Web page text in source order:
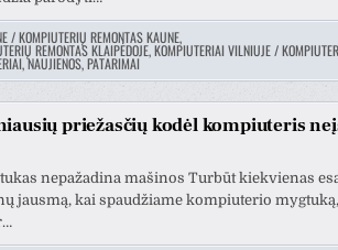
/ KOMPIUTERIŲ REMONTAS KAUNE,
REMONTAS KLAIPĖDOJE,KOMPIUTERIAI VILNIUJE /
NAUJIENOS, PATARIMAI
priežasčių kodėl kompiuteris
nepažadina mašinos Turbūt kiekvienas
jausmą, kai spaudžiame kompiuterio